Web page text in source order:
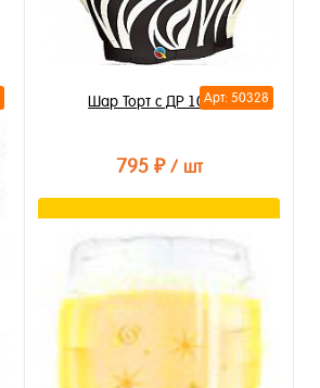
Арт: 50328
Шар Торт с ДР 100см
795 ₽ / шт
Купить в 1 клик
В избранное
В наличии